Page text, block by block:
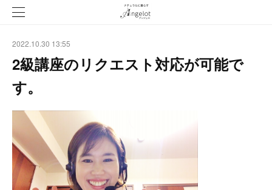
2022.10.30 13:55
2級講座のリクエスト対応が可能で
す。